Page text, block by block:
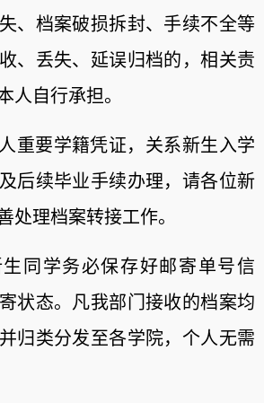
、档案破损拆封、手续不全等
、丢失、延误归档的，相关责
人自行承担。
重要学籍凭证，关系新生入学
后续毕业手续办理，请各位新
处理档案转接工作。
同学务必保存好邮寄单号信
状态。凡我部门接收的档案均
归类分发至各学院，个人无需